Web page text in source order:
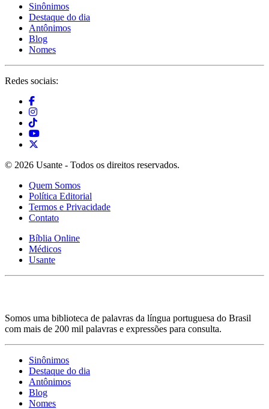
Sinônimos
Destaque do dia
Antônimos
Blog
Nomes
Redes sociais:
© 2026 Usante - Todos os direitos reservados.
Quem Somos
Política Editorial
Termos e Privacidade
Contato
Bíblia Online
Médicos
Usante
Somos uma biblioteca de palavras da língua portuguesa do Brasil
com mais de 200 mil palavras e expressões para consulta.
Sinônimos
Destaque do dia
Antônimos
Blog
Nomes